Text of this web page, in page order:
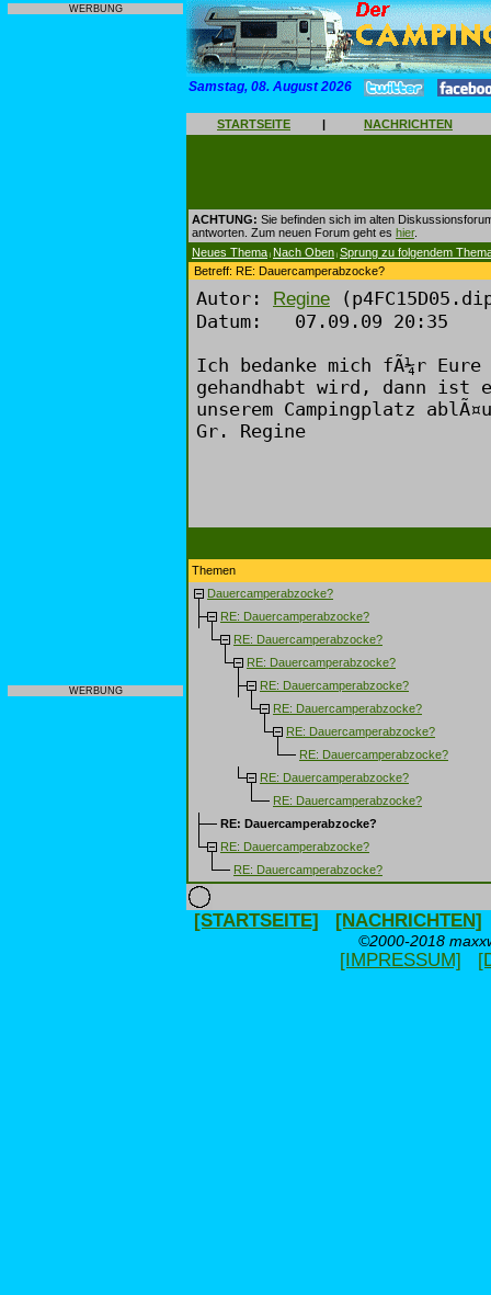
WERBUNG
WERBUNG
Samstag, 08. August 2026
STARTSEITE | NACHRICHTEN
ACHTUNG: Sie befinden sich im alten
antworten. Zum neuen Forum geht es hier.
Neues Thema | Nach Oben | Sprung zu folgendem
Betreff: RE: Dauercamperabzocke?
Autor: Regine
Datum: 07.09.09 20:35
Ich bedanke mich fÃ¼r
gehandhabt wird, dann
unserem Campingplatz
Gr. Regine
Themen
Dauercamperabzocke?
RE: Dauercamperabzocke?
RE: Dauercamperabzocke?
RE: Dauercamperabzocke?
RE: Dauercamperabzocke?
RE: Dauercamperabzocke?
RE: Dauercamperabzocke?
RE: Dauercamperabzocke?
RE: Dauercamperabzocke?
RE: Dauercamperabzocke?
RE: Dauercamperabzocke?
RE: Dauercamperabzocke?
RE: Dauercamperabzocke?
[STARTSEITE] [NACHRICHTEN]
©2000-2018
[IMPRESSUM]